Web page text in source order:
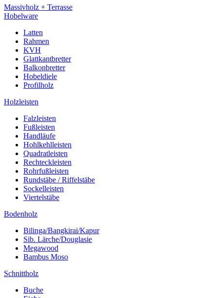
Massivholz + Terrasse
Hobelware
Latten
Rahmen
KVH
Glattkantbretter
Balkonbretter
Hobeldiele
Profilholz
Holzleisten
Falzleisten
Fußleisten
Handläufe
Hohlkehlleisten
Quadratleisten
Rechteckleisten
Rohrfußleisten
Rundstäbe / Riffelstäbe
Sockelleisten
Viertelstäbe
Bodenholz
Bilinga/Bangkirai/Kapur
Sib. Lärche/Douglasie
Megawood
Bambus Moso
Schnittholz
Buche